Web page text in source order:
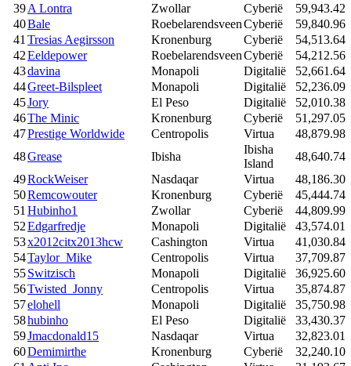
39A Lontra Zwollar Cyberië
59,943.42
40Bale RoebelarendsveenCyberië
59,840.96
41 Tresias Aegirsson Kronenburg Cyberië
54,513.64
42Eeldepower RoebelarendsveenCyberië
54,212.56
43davina Monapoli Digitalië
52,661.64
44Greet-Bilspleet Monapoli Digitalië
52,236.09
45Jory El Peso Digitalië
52,010.38
46The Minic Kronenburg Cyberië
51,297.05
47Prestige Worldwide Centropolis Virtua
48,879.98
48Grease Ibisha
Ibisha
Island
48,640.74
49RockWeiser Nasdaqar Virtua
48,186.30
50Remcowouter Kronenburg Cyberië
45,444.74
51 Hubinho1 Zwollar Cyberië
44,809.99
52Edgarfredje Monapoli Digitalië
43,574.01
53x2012citx2013hcw Cashington Virtua
41,030.84
54Taylor_Mike Centropolis Virtua
37,709.87
55Switzisch Monapoli Digitalië
36,925.60
56Twisted_Jonny Centropolis Virtua
35,874.87
57elohell Monapoli Digitalië
35,750.98
58hubinho El Peso Digitalië
33,430.37
59Jmacdonald15 Nasdaqar Virtua
32,823.01
60Demimirthe Kronenburg Cyberië
32,240.10